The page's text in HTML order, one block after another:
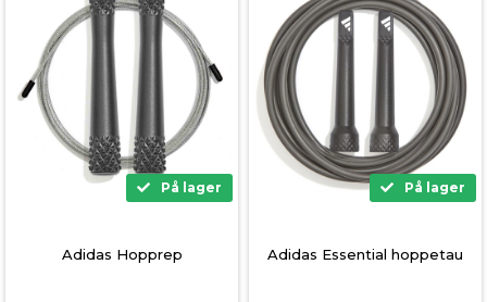
På lager
Adidas Hopprep
På lager
Adidas Essential hoppetau